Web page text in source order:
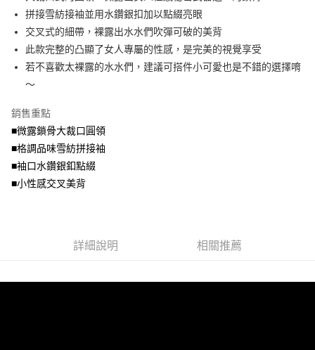
法說明評估內容。
【繳款方式說明】
1.分期款項不併入電信帳單，「大哥付你分期」於每月結算日後寄送繳費提
醒簡訊。
2.透過簡訊連結打開帳單後，可選擇「超商條碼／台灣大直營門市／銀行轉
帳／街口支付／iPASS MONEY」等通路繳費。
【注意事項】
1.本服務係由「台灣大哥大股份有限公司」（以下簡稱本公司）所提供，讓
用戶於交易時，得透過本服務購買商品或服務，並由商店將買賣／分期付款
買賣價金債權讓與本公司後，依約使用本公司帳單繳交帳款。
資料（包含姓名、電話或地址）提供予台灣大哥大進項蒐集、處理及利用，
由本公司與您本人進行分期帳單所需資料之確認、核對及更正。
２．便利：只要手機號碼，簡訊認證，即可結帳。
３．安心：先確認商品／服務後，再付款。
【「AFTEE先享後付」結帳流程】
１．於結帳方式選擇「AFTEE先享後付」後，將跳轉至「AFTEE先享後付」
２．訂單成立數日內，您將收到繳費通知簡訊。
ATM／網路銀行／等多元方式進行付款，方視為交易完成。
※ 請注意：結帳手續完成當下不需立刻繳費，但若您需要取消訂單，請聯絡
購買商品的店家。未經商家同意取消之訂單仍視為有效，需透過AFTEE先享
後付繳納相關費用。
※ 交易是否成功請以「AFTEE先享後付 」之結帳頁面顯示為準，若有關於
是否繳費成功／繳費後需取消欲退款等相關疑問，請聯繫「AFTEE先享後付
客戶支援中心」https://netprotections.freshdesk.com/support/home
易，需依本服務之必要範圍內提供個人資料，並將交易相關給付款項請求債
權轉讓予恩沛科技股份有限公司。
全家取貨付款
每筆NT$70，滿NT$699(含以上)免運費
付款後全家取貨
7-11取貨付款
每筆NT$70，滿NT$799(含以上)免運費
付款後7-11取貨
每筆NT$70，滿NT$699(含以上)免運費
拼接雪紡接袖並用水鑽銀扣加以點綴亮眼
交叉式的細帶，裸露出水水們吹彈可破的美背
此款完整的凸顯了女人專屬的性感，是完美的視覺享受
若不喜歡太裸露的水水們，建議可搭件小可愛也是不錯的選擇唷
～
銷售重點
■微露鎖骨大裁口圓領
■格調品味雪紡拼接袖
■袖口水鑽銀釦點綴
■小性感交叉美背
詳細說明 相關推薦